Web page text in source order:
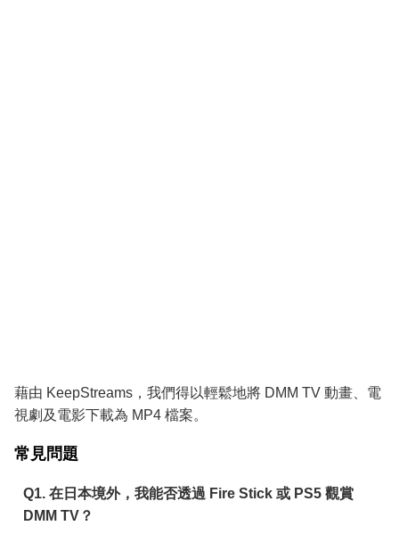
藉由 KeepStreams，我們得以輕鬆地將 DMM TV 動畫、電
視劇及電影下載為 MP4 檔案。
常見問題
Q1. 在日本境外，我能否透過 Fire Stick 或 PS5 觀賞
DMM TV？